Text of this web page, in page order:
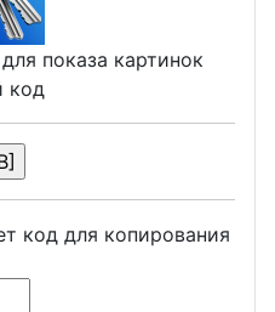
показа картинок
код
код для копирования